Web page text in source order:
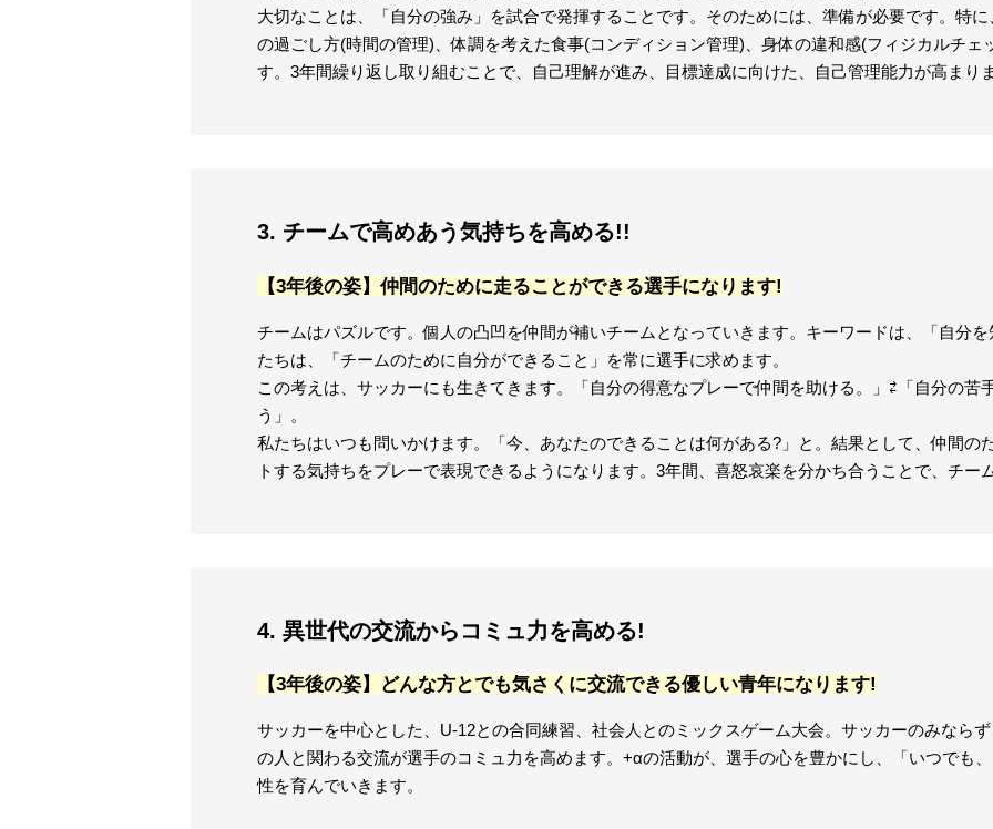
大切なことは、「自分の強み」を試合で発揮することです。そのためには、準備が必要です。特
の過ごし方(時間の管理)、体調を考えた食事(コンディション管理)、身体の違和感(フィジカルチェ
す。3年間繰り返し取り組むことで、自己理解が進み、目標達成に向けた、自己管理能力が高まり
3. チームで高めあう気持ちを高める!!
【3年後の姿】仲間のために走ることができる選手になります!
チームはパズルです。個人の凸凹を仲間が補いチームとなっていきます。キーワードは、「自分
たちは、「チームのために自分ができること」を常に選手に求めます。
この考えは、サッカーにも生きてきます。「自分の得意なプレーで仲間を助ける。」⇄「自分の苦
う」。
私たちはいつも問いかけます。「今、あなたのできることは何がある?」と。結果として、仲間の
トする気持ちをプレーで表現できるようになります。3年間、喜怒哀楽を分かち合うことで、チー
4. 異世代の交流からコミュ力を高める!
【3年後の姿】どんな方とでも気さくに交流できる優しい青年になります!
サッカーを中心とした、U-12との合同練習、社会人とのミックスゲーム大会。サッカーのみなら
の人と関わる交流が選手のコミュ力を高めます。+αの活動が、選手の心を豊かにし、「いつでも
性を育んでいきます。